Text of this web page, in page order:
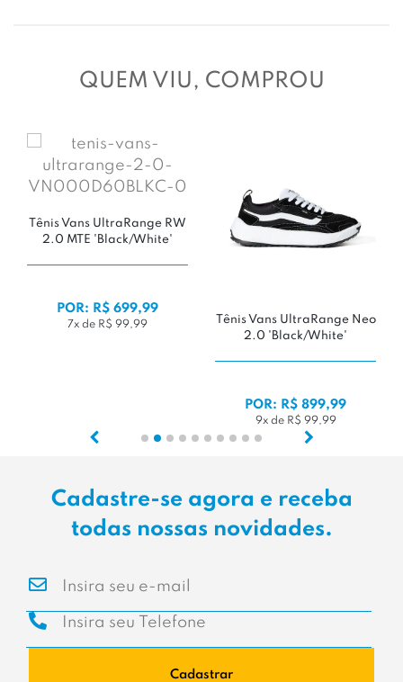
QUEM VIU, COMPROU
Tênis Vans UltraRange RW
2.0 MTE 'Black/White'
POR: R$ 699,99
7x de R$ 99,99
Tênis Vans UltraRange Neo
2.0 'Black/White'
POR: R$ 899,99
9x de R$ 99,99
Cadastre-se agora e receba
todas nossas novidades.
Cadastrar